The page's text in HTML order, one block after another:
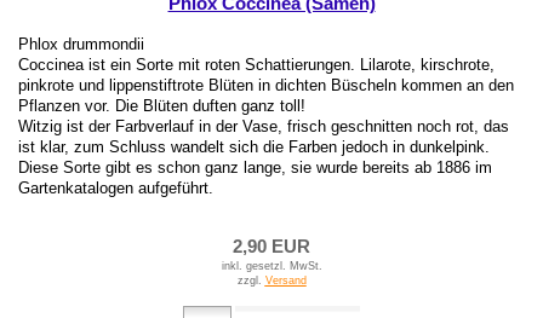
Phlox drummondii
Coccinea ist ein Sorte mit roten Schattierungen. Lilarote, kirschrote,
pinkrote und lippenstiftrote Blüten in dichten Büscheln kommen an den
Pflanzen vor. Die Blüten duften ganz toll!
Witzig ist der Farbverlauf in der Vase, frisch geschnitten noch rot, das
ist klar, zum Schluss wandelt sich die Farben jedoch in dunkelpink.
Diese Sorte gibt es schon ganz lange, sie wurde bereits ab 1886 im
Gartenkatalogen aufgeführt.
2,90 EUR
inkl. gesetzl. MwSt.
zzgl. Versand